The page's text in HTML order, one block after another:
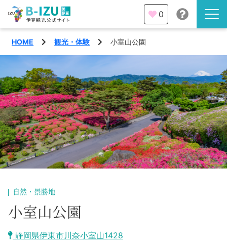
伊豆半島を知る
伊豆のみどころ
みる
あそぶ
あじわう
観光・体験
イベント
エリア
熱海市
沼津市
特集
旅の計画
モデルコース
0
HOME 観光・体験 小室山公園
自然・景勝地
小室山公園
静岡県伊東市川奈小室山1428